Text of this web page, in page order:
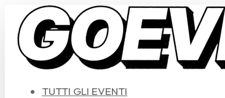
TUTTI GLI EVENTI